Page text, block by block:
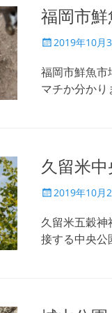
福岡市
投
日
2019年10月
福岡市鮮魚
マチか分か
久留米
投
日
2019年10月
久留米五穀
接する中央公